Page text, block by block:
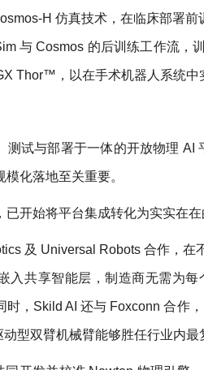
H 仿真技术，在临床部署
与 Cosmos 的后训练工作流，
Thor™，以在手术机器人系统中
测试与部署于一体的开放物理
化落地至关重要。
开始将平台集成转化为实实在在
及 Universal Robots 合作，
入共享智能层，制造商无需为
时，Skild AI 还与 Foxconn 合作
型双臂机械臂能够胜任行业内最